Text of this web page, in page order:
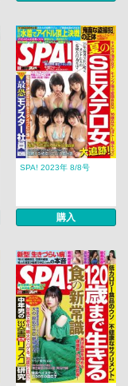
SPA! 2023年 8/8号
購入